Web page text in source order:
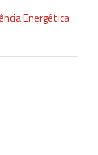
Energética